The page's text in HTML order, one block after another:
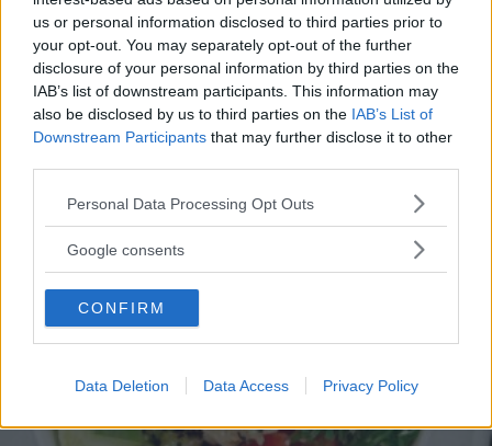
us or personal information disclosed to third parties prior to
your opt-out. You may separately opt-out of the further
disclosure of your personal information by third parties on the
IAB’s list of downstream participants. This information may
also be disclosed by us to third parties on the IAB’s List of
Downstream Participants that may further disclose it to other
Please note that this website/app uses one or more Google
not limited to your visit or usage behaviour. You may click to
use your data for below specified purposes in below Google
consent section.
Personal Data Processing Opt Outs
Google consents
CONFIRM
Data Deletion Data Access Privacy Policy
ricette impazzano, e sembra non aver perso la sua verve
dopo la sua eliminazione a Masterchef... Anzi, ci stà
veramente stupendo.
ELIANA MAGNOLO